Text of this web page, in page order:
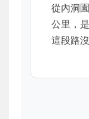
從內洞
公里，
這段路